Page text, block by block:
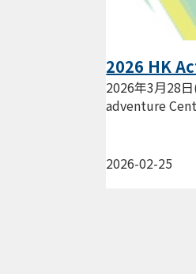
2026 HK
2026-02-25
2026年3月28
adventure